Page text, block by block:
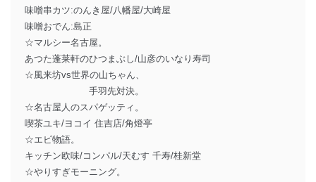
味噌串カツ:のんき屋/八幡屋/大崎屋
味噌おでん:島正
☆マルシー名古屋。
あつた蓬莱軒のひつまぶし/山彦のいなり寿司
☆風来坊vs世界の山ちゃん、
手羽先対決。
☆名古屋人のスパゲッティ。
喫茶ユキ/ヨコイ 住吉店/角燈亭
☆エビ物語。
キッチン欧味/コンパル/天むす 千寿/桂新堂
☆やりすぎモーニング。